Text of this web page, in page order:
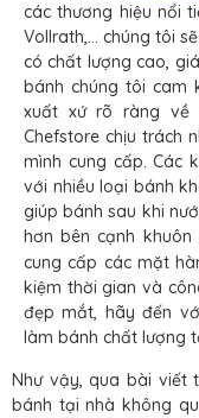
các thương hiệu nổi
Vollrath,... chúng tôi
có chất lượng cao,
bánh chúng tôi cam
xuất xứ rõ ràng về
Chefstore chịu trách
mình cung cấp. Các
với nhiều loại bánh
giúp bánh sau khi
hơn bên cạnh
cung cấp các mặt
kiệm thời gian và
đẹp mắt, hãy đến
làm bánh chất lượng
Như vậy, qua bài viết
bánh tại nhà không